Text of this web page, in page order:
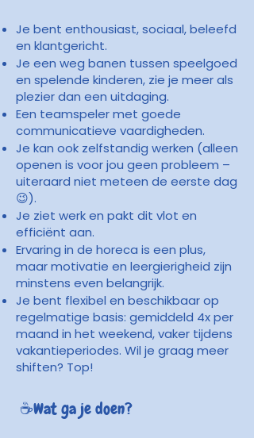
Je bent enthousiast, sociaal, beleefd
en klantgericht.
Je een weg banen tussen speelgoed
en spelende kinderen, zie je meer als
plezier dan een uitdaging.
Een teamspeler met goede
communicatieve vaardigheden.
Je kan ook zelfstandig werken (alleen
openen is voor jou geen probleem –
uiteraard niet meteen de eerste dag
😉).
Je ziet werk en pakt dit vlot en
efficiënt aan.
Ervaring in de horeca is een plus,
maar motivatie en leergierigheid zijn
minstens even belangrijk.
Je bent flexibel en beschikbaar op
regelmatige basis: gemiddeld 4x per
maand in het weekend, vaker tijdens
vakantieperiodes. Wil je graag meer
shiften? Top​​!
☕️Wat ga je doen?